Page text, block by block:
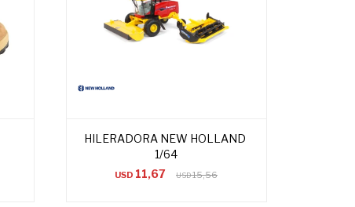
HILERADORA NEW HOLLAND
1/64
USD 11,67 USD15,56